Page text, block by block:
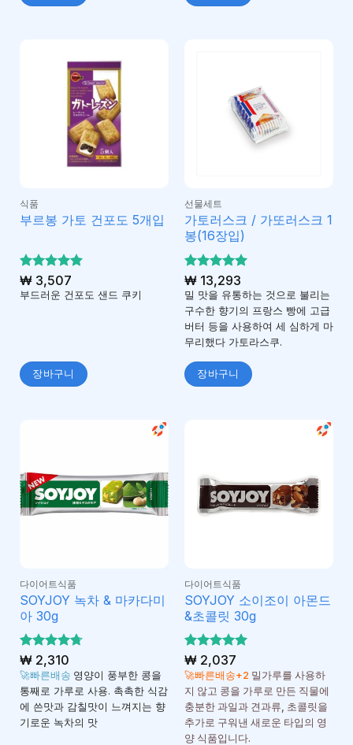
식품
부르봉 가토 건포도 5개입
5 중에서
5로 평가
됨
₩3,507
부드러운 건포도 샌드 쿠키
장바구니
선물세트
가토러스크 / 가또러스크 1
봉(16장입)
5 중에서
5로 평가
됨
₩13,293
밀 맛을 유통하는 것으로 불리는
구수한 향기의 프랑스 빵에 고급
버터 등을 사용하여 세 심하게 마
무리했다 가토라스쿠.
장바구니
다이어트식품
SOYJOY 녹차 & 마카다미
아 30g
5 중에서
4.71로 평
가됨
₩2,310
🚀빠른배송 영양이 풍부한 콩을
통째로 가루로 사용. 촉촉한 식감
에 쓴맛과 감칠맛이 느껴지는 향
기로운 녹차의 맛
다이어트식품
SOYJOY 소이조이 아몬드
&초콜릿 30g
5 중에서
5로 평가
됨
₩2,037
🚀빠른배송+2 밀가루를 사용하
지 않고 콩을 가루로 만든 직물에
충분한 과일과 견과류, 초콜릿을
추가로 구워낸 새로운 타입의 영
양 식품입니다.